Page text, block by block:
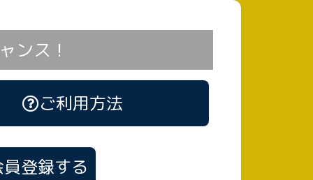
ンス！
ご利用方法
登録する